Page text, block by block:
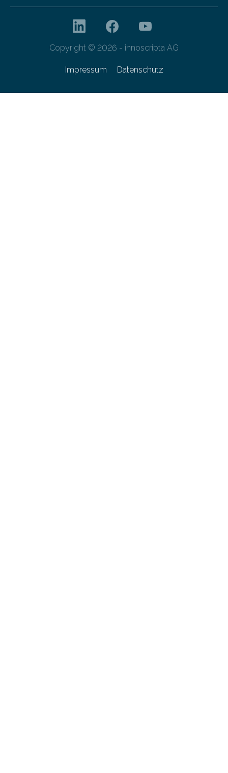
Copyright © 2026 - innoscripta AG
Impressum Datenschutz